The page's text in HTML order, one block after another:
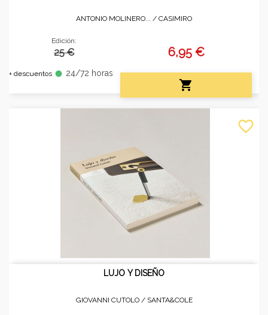
ANTONIO MOLINERO... / CASIMIRO
Edición:
25 €
+ descuentos fiber_manual_record 24/72 horas
6,95 €

LUJO Y DISEÑO
GIOVANNI CUTOLO / SANTA&COLE
favorite_border